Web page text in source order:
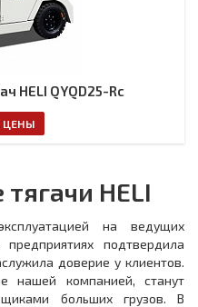
HELI QYQD25-Rc
ЦЕНЫ
HELI
на ведущих
подтвердила
доверие у клиентов.
нашей компанией, станут
больших грузов. В